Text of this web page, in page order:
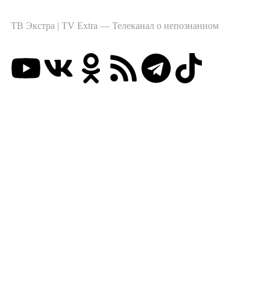
ТВ Экстра | TV Extra — Телеканал о непознанном